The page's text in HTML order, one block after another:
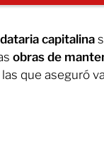
capitalina
obras de
las que aseguró